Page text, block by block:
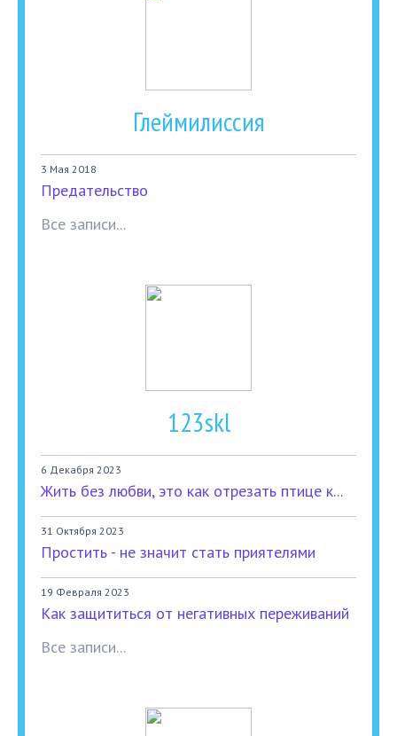
Глеймилиссия
3 Мая 2018
Предательство
Все записи...
123skl
6 Декабря 2023
Жить без любви, это как отрезать птице к...
31 Октября 2023
Простить - не значит стать приятелями
19 Февраля 2023
Как защититься от негативных переживаний
Все записи...